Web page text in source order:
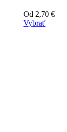
Od 2,70 €
Vybrať